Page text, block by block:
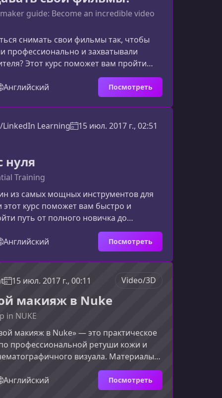
guide: Become an incredible video
снимать свои фильмы так, чтобы
профессионально и захватывали
Этот курс поможет вам пройти
идеи до финального монтажа, раскрывая
техники и секреты
чем этот курсКурс охватывает
фильма: от разработки концепции
до построения кадра,
и постобработки. Вы
базовых и продвинутых инст
Английский Посмотреть
Learning
15 июл. 2017 г., 02:51
нуля
Training
из самых мощных инструментов для
этот курс поможет вам быстро и
путь от полного новичка до
Материал подойдёт тем,
работать с процедурной
визуальные эффекты,
геометрии, освещении, рендеринге и
с легендарными возможностями
Houdini.Что вы изучите в
было максимально структур
Английский Посмотреть
15 июл. 2017 г., 00:11 Video/3D
макияж в Nuke
in NUKE
макияж в Nuke» — это практическое
профессиональной ретуши кожи и
визуала. Материалы
реальных методиках, применяемых в
рекламе, что делает
приближенным к
Английский Посмотреть